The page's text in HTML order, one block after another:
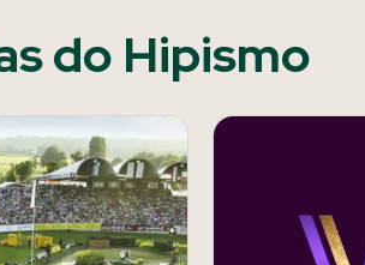
do Hipismo